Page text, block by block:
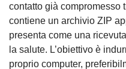
contatto già compromesso
contiene un archivio ZIP
presenta come una
la salute. L’obiettivo è
proprio computer,